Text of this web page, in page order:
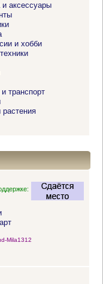
аксессуары
и хобби
транспорт
Mila1312